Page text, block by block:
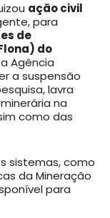
ação civil
para
de
do
Agência
a suspensão
lavra
na
como das
sistemas, como
da Mineração
para